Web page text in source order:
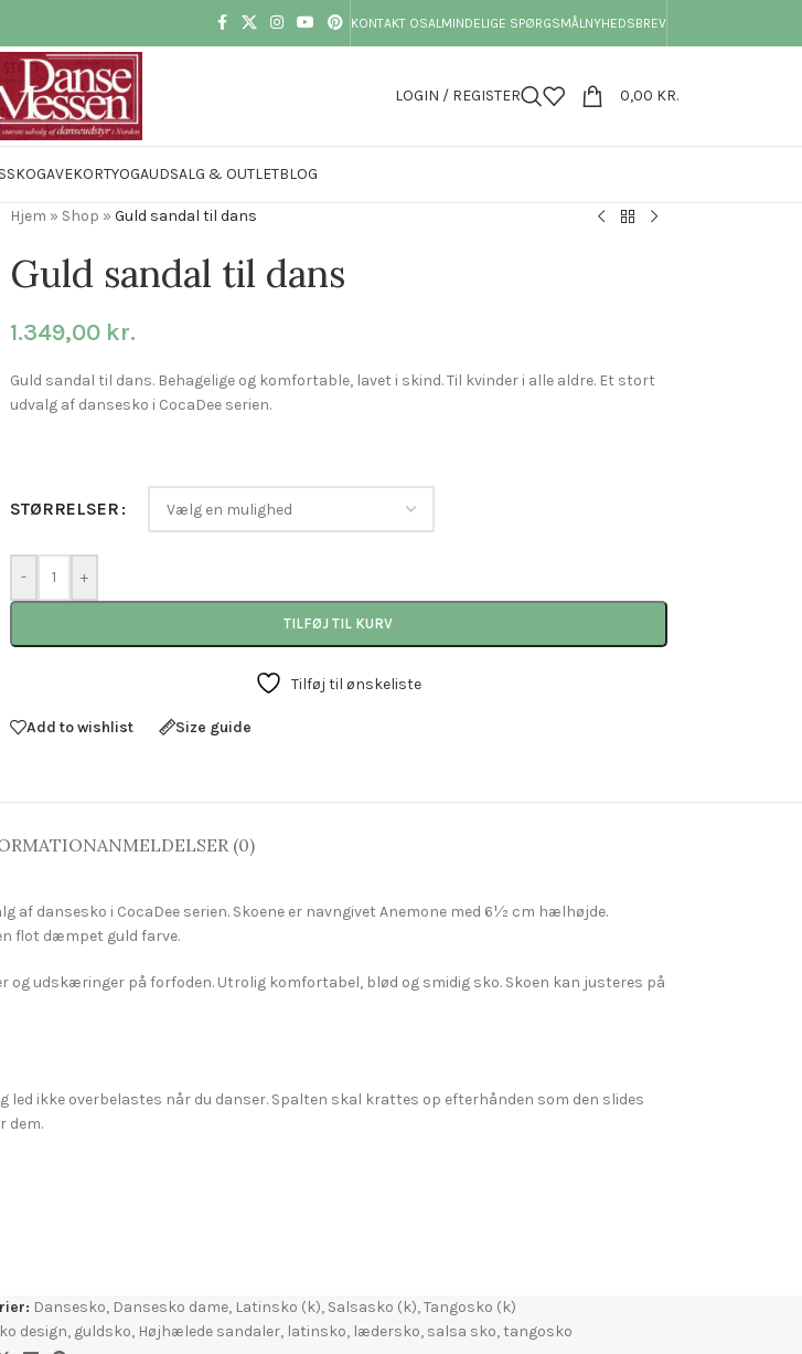
KONTAKT OSALMINDELIGE SPØRGSMÅLNYHEDSBREV
LOGIN / REGISTER 0,00 KR.
SKOGAVEKORTYOGAUDSALG & OUTLETBLOG
Hjem » Shop » Guld sandal til dans
Guld sandal til dans
1.349,00 kr.
Guld sandal til dans. Behagelige og komfortable, lavet i skind. Til kvinder i alle aldre. Et stort
udvalg af dansesko i CocaDee serien.
STØRRELSER
- +
TILFØJ TIL KURV
Tilføj til ønskeliste
Add to wishlist Size guide
ANMELDELSER (0)
af dansesko i CocaDee serien. Skoene er navngivet Anemone med 6½ cm hælhøjde.
flot dæmpet guld farve.
udskæringer på forfoden. Utrolig komfortabel, blød og smidig sko. Skoen kan justeres på
ikke overbelastes når du danser. Spalten skal krattes op efterhånden som den slides
dem.
Dansesko, Dansesko dame, Latinsko (k), Salsasko (k), Tangosko (k)
design, guldsko, Højhælede sandaler, latinsko, lædersko, salsa sko,tangosko